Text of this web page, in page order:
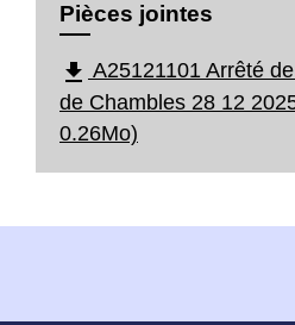
Pièces jointes
file_download A25121101 Arrêté
de Chambles 28 12
0.26Mo)